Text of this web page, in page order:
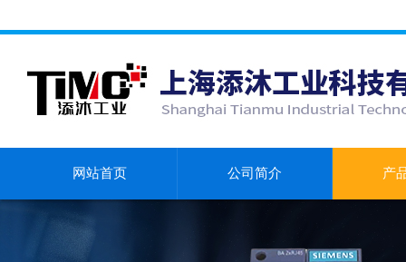
网站首页 公司简介 产